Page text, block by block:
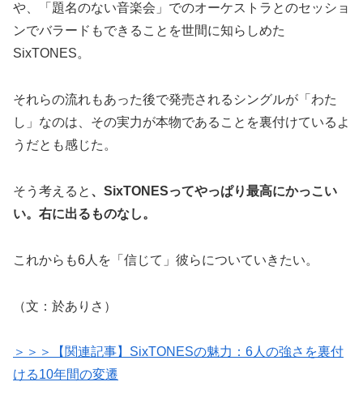
や、「題名のない音楽会」でのオーケストラとのセッショ
ンでバラードもできることを世間に知らしめた
SixTONES。
それらの流れもあった後で発売されるシングルが「わた
し」なのは、その実力が本物であることを裏付けているよ
うだとも感じた。
そう考えると 、SixTONESってやっぱり最高にかっこい
い。右に出るものなし。
これからも6人を「信じて」彼らについていきたい。
（文：於ありさ）
＞＞＞【関連記事】SixTONESの魅力：6人の強さを裏付
ける10年間の変遷